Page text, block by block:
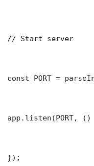
// Start server
const PORT =
app.listen(PORT,
});